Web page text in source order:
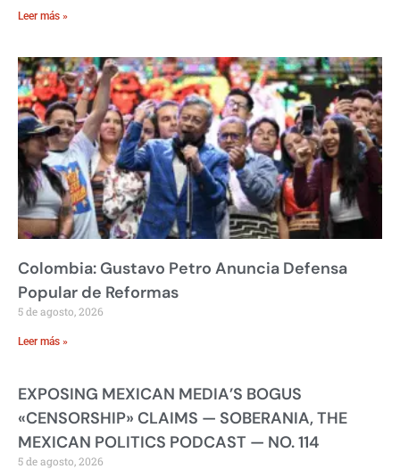
Leer más »
Colombia: Gustavo Petro Anuncia Defensa
Popular de Reformas
5 de agosto, 2026
Leer más »
EXPOSING MEXICAN MEDIA’S BOGUS
«CENSORSHIP» CLAIMS — SOBERANIA, THE
MEXICAN POLITICS PODCAST — NO. 114
5 de agosto, 2026